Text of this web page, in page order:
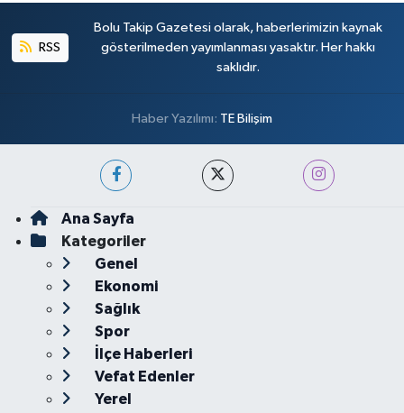
RSS
Bolu Takip Gazetesi olarak, haberlerimizin kaynak
gösterilmeden yayımlanması yasaktır. Her hakkı
saklıdır.
Haber Yazılımı: TE Bilişim
Ana Sayfa
Kategoriler
Genel
Ekonomi
Sağlık
Spor
İlçe Haberleri
Vefat Edenler
Yerel